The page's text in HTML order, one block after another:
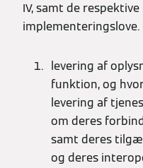
IV, samt de
implementeringslove.
levering af
funktion, og
levering af
om deres
samt deres
og deres